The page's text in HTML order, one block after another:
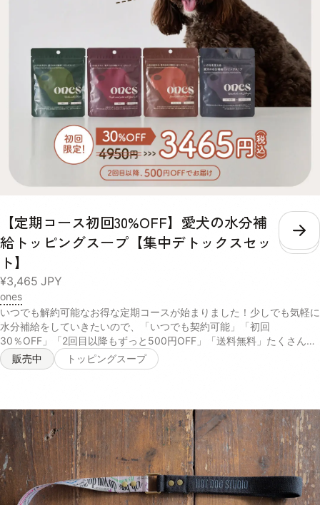
ください 与え方 小さじ一杯あたり100mlのお水やぬるま湯で溶かして
与えてください。フードにトッピングするとより栄養素の吸収を補助し
てくれます。※愛犬の体重や食いつきによって量を調整してください 成
分値 熱量：186kcal/40g リン：188mg/40g たん白質：36.8%以上 脂
質：19.5%以上 粗繊維：0.1%以下 灰分：4.9% 水分：3.0%
【定期コース初回30%OFF】愛犬の水分補
給トッピングスープ【集中デトックスセッ
ト】
¥3,465 JPY
こ
ones
いつでも解約可能なお得な定期コースが始まりました！少しでも気軽に
水分補給をしていきたいので、「いつでも契約可能」「初回
30％OFF」「2回目以降もずっと500円OFF」「送料無料」たくさんの
特典をご用意しております。お試しください！ ＝＝＝＝＝＝＝＝＝＝
＝＝＝＝＝＝＝＝＝＝ ※ 2回目以降は¥4,450、定価から¥500オフでお
度定期コース追加時に初回割引が適応されない場合がございます。 ※定
期コースの2回目の決済は初回の決済から30日後となります。 ※ マイ
ページより定期コースの種類変更、契約などがございます。また、2回
目の決済以降からは配送期間の変更も可能です。 ＝＝＝＝＝＝＝＝＝
＝＝＝＝＝＝＝＝＝＝＝ 「ones集中デトックスセット」には以下の4
種類のテイストから、3パックを自由に個数を選択して購入が可能で
す。 Purple 国産紫芋を使った、愛犬が大好きなヤギミルクベースのス
販売中 トッピングスープ